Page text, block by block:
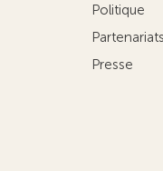
Politique
Presse